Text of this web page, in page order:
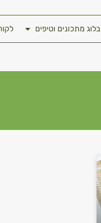
בלוג מתכונים וטיפים